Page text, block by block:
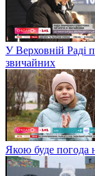
У Верховній Раді
звичайних
Якою буде погода